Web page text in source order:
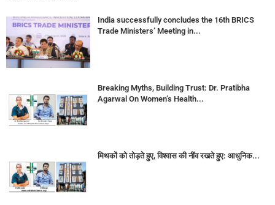
India successfully concludes the 16th BRICS
Trade Ministers’ Meeting in...
Breaking Myths, Building Trust: Dr. Pratibha
Agarwal On Women’s Health...
मिथकों को तोड़ते हुए, विश्वास की नींव रखते हुए: आधुनिक...